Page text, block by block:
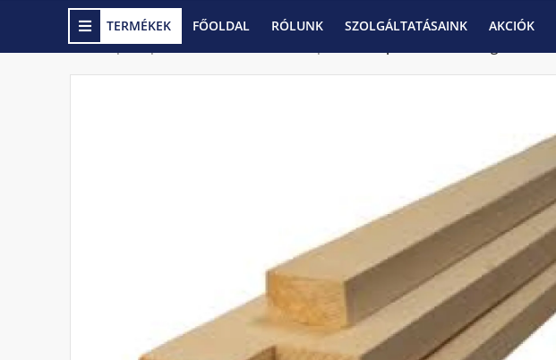
TERMÉKEK FŐOLDAL RÓLUNK SZOLGÁLTATÁSAINK AKCIÓK
Kezdőlap Épületfa-Lambéria -OSB